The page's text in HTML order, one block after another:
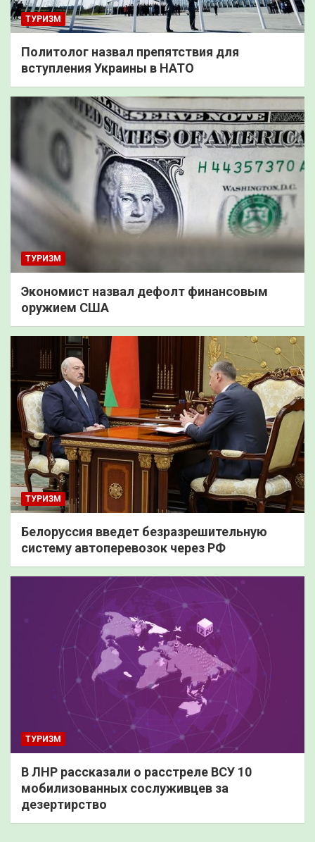
ТУРИЗМ
Политолог назвал препятствия для
вступления Украины в НАТО
ТУРИЗМ
Экономист назвал дефолт финансовым
оружием США
ТУРИЗМ
Белоруссия введет безразрешительную
систему автоперевозок через РФ
ТУРИЗМ
В ЛНР рассказали о расстреле ВСУ 10
мобилизованных сослуживцев за
дезертирство